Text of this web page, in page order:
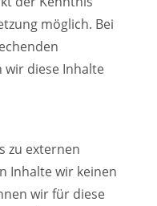
möglich. Bei
wir diese Inhalte
zu externen
Inhalte wir keinen
wir für diese